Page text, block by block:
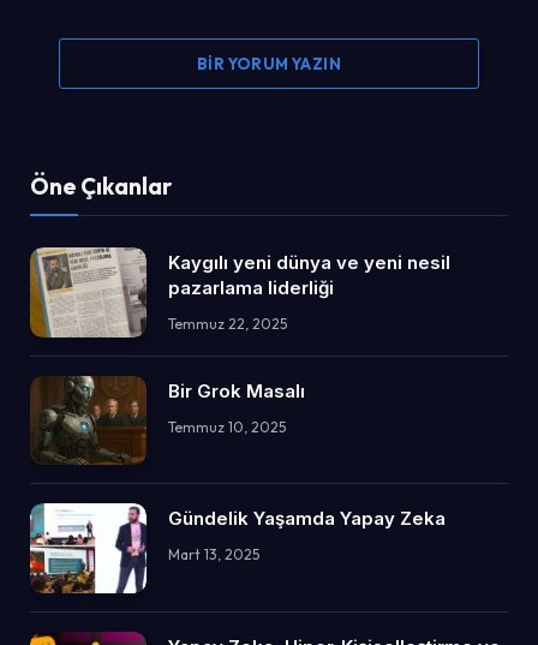
BIR YORUM YAZIN
Öne Çıkanlar
Kaygılı yeni dünya ve yeni nesil
pazarlama liderliği
Temmuz 22, 2025
Bir Grok Masalı
Temmuz 10, 2025
Gündelik Yaşamda Yapay Zeka
Mart 13, 2025